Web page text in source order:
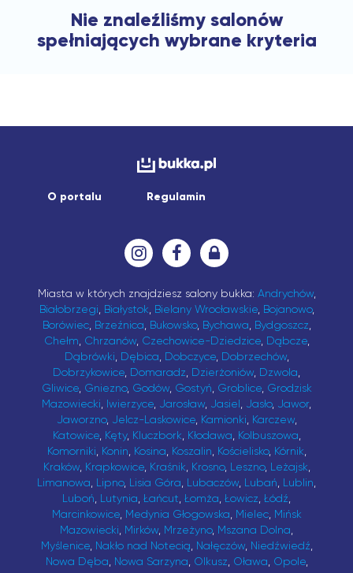
Nie znaleźliśmy salonów
spełniających wybrane kryteria
O portalu Regulamin
Miasta w których znajdziesz salony bukka: Andrychów,
Białobrzegi, Białystok, Bielany Wrocławskie, Bojanowo,
Borówiec, Brzeźnica, Bukowsko, Bychawa, Bydgoszcz,
Chełm, Chrzanów, Czechowice-Dziedzice, Dąbcze,
Dąbrówki, Dębica, Dobczyce, Dobrzechów,
Dobrzykowice, Domaradz, Dzierżoniów, Dzwola,
Gliwice, Gniezno, Godów, Gostyń, Groblice, Grodzisk
Mazowiecki, Iwierzyce, Jarosław, Jasiel, Jasło, Jawor,
Jaworzno, Jelcz-Laskowice, Kamionki, Karczew,
Katowice, Kęty, Kluczbork, Kłodawa, Kolbuszowa,
Komorniki, Konin, Kosina, Koszalin, Kościelisko, Kórnik,
Kraków, Krapkowice, Kraśnik, Krosno, Leszno, Leżajsk,
Limanowa, Lipno, Lisia Góra, Lubaczów, Lubań, Lublin,
Luboń, Lutynia, Łańcut, Łomża, Łowicz, Łódź,
Marcinkowice, Medynia Głogowska, Mielec, Mińsk
Mazowiecki, Mirków, Mrzeżyno, Mszana Dolna,
Myślenice, Nakło nad Notecią, Nałęczów, Niedźwiedź,
Nowa Dęba, Nowa Sarzyna, Olkusz, Oława, Opole,